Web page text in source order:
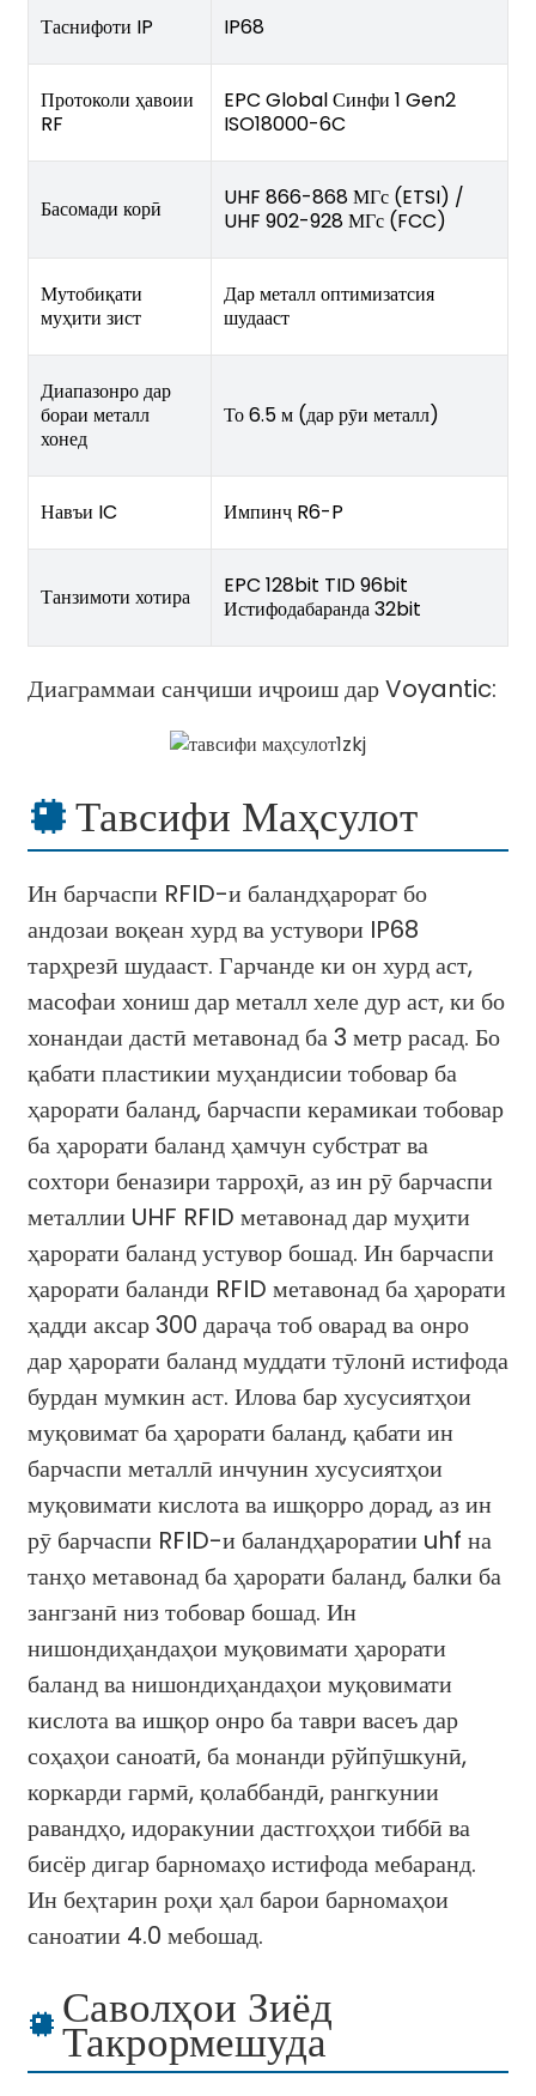
Таснифоти IP IP68
Протоколи ҳавоии
RF
EPC Global Синфи 1 Gen2
ISO18000-6C
Басомади корӣ
UHF 866-868 МГс (ETSI) /
UHF 902-928 МГс (FCC)
Мутобиқати
муҳити зист
Дар металл оптимизатсия
шудааст
Диапазонро дар
бораи металл
хонед
То 6.5 м (дар рӯи металл)
Навъи IC Импинҷ R6-P
Танзимоти хотира
EPC 128bit TID 96bit
Истифодабаранда 32bit
Диаграммаи санҷиши иҷроиш дар Voyantic:
Тавсифи Маҳсулот
Ин барчаспи RFID-и баландҳарорат бо
андозаи воқеан хурд ва устувори IP68
тарҳрезӣ шудааст. Гарчанде ки он хурд аст,
масофаи хониш дар металл хеле дур аст, ки бо
хонандаи дастӣ метавонад ба 3 метр расад. Бо
қабати пластикии муҳандисии тобовар ба
ҳарорати баланд, барчаспи керамикаи тобовар
ба ҳарорати баланд ҳамчун субстрат ва
сохтори беназири тарроҳӣ, аз ин рӯ барчаспи
металлии UHF RFID метавонад дар муҳити
ҳарорати баланд устувор бошад. Ин барчаспи
ҳарорати баланди RFID метавонад ба ҳарорати
ҳадди аксар 300 дараҷа тоб оварад ва онро
дар ҳарорати баланд муддати тӯлонӣ истифода
бурдан мумкин аст. Илова бар хусусиятҳои
муқовимат ба ҳарорати баланд, қабати ин
барчаспи металлӣ инчунин хусусиятҳои
муқовимати кислота ва ишқорро дорад, аз ин
рӯ барчаспи RFID-и баландҳароратии uhf на
танҳо метавонад ба ҳарорати баланд, балки ба
зангзанӣ низ тобовар бошад. Ин
нишондиҳандаҳои муқовимати ҳарорати
баланд ва нишондиҳандаҳои муқовимати
кислота ва ишқор онро ба таври васеъ дар
соҳаҳои саноатӣ, ба монанди рӯйпӯшкунӣ,
коркарди гармӣ, қолаббандӣ, рангкунии
равандҳо, идоракунии дастгоҳҳои тиббӣ ва
бисёр дигар барномаҳо истифода мебаранд.
Ин беҳтарин роҳи ҳал барои барномаҳои
саноатии 4.0 мебошад.
Саволҳои Зиёд
Такрормешуда